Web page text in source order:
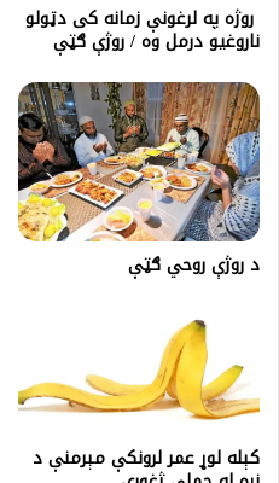
روژه په لرغونې زمانه کی دټولو
ناروغيو درمل وه / روژې ګټې
د روژې روحي ګټې
کېله لوړ عمر لرونکې مېرمنې د